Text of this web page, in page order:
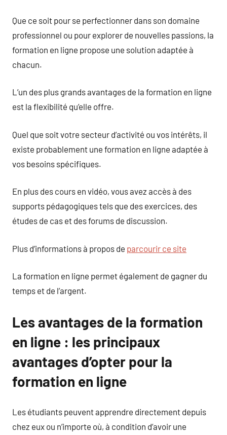
Que ce soit pour se perfectionner dans son domaine
professionnel ou pour explorer de nouvelles passions, la
formation en ligne propose une solution adaptée à
chacun.
L’un des plus grands avantages de la formation en ligne
est la flexibilité qu’elle offre.
Quel que soit votre secteur d’activité ou vos intérêts, il
existe probablement une formation en ligne adaptée à
vos besoins spécifiques.
En plus des cours en vidéo, vous avez accès à des
supports pédagogiques tels que des exercices, des
études de cas et des forums de discussion.
Plus d’informations à propos de parcourir ce site
La formation en ligne permet également de gagner du
temps et de l’argent.
Les avantages de la formation
en ligne : les principaux
avantages d’opter pour la
formation en ligne
Les étudiants peuvent apprendre directement depuis
chez eux ou n’importe où, à condition d’avoir une